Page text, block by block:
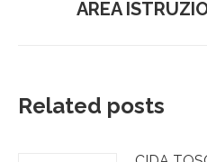
AREA
Related posts